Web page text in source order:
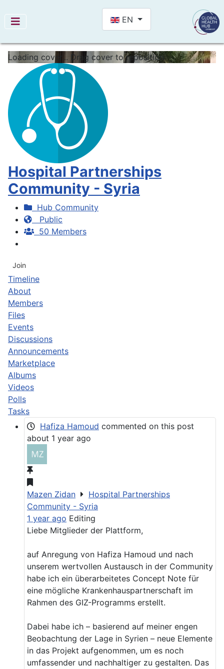
Select your language
EN
Loading cover... Drag cover to reposition
Hospital Partnerships
Community - Syria
Hub Community
Public
50 Members
Join
Timeline
About
Members
Files
Events
Discussions
Announcements
Marketplace
Albums
Videos
Polls
Tasks
Hafiza Hamoud commented on this post
about 1 year ago
Mazen Zidan
Hospital Partnerships
Community - Syria
1 year ago Editing
Liebe Mitglieder der Plattform,
auf Anregung von Hafiza Hamoud und nach
unserem wertvollen Austausch in der Community
habe ich ein überarbeitetes Concept Note für
eine mögliche Krankenhauspartnerschaft im
Rahmen des GIZ-Programms erstellt.
Dabei habe ich – basierend auf meiner engen
Beobachtung der Lage in Syrien – neue Elemente
in das Projekt aufgenommen, um es noch
umfassender und nachhaltiger zu gestalten. Das